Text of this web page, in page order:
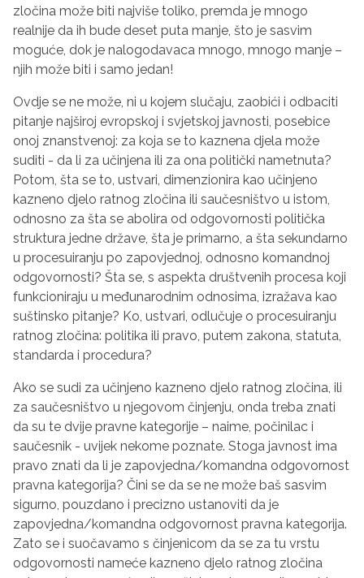
zločina može biti najviše toliko, premda je mnogo
realnije da ih bude deset puta manje, što je sasvim
moguće, dok je nalogodavaca mnogo, mnogo manje –
njih može biti i samo jedan!
Ovdje se ne može, ni u kojem slučaju, zaobići i odbaciti
pitanje najširoj evropskoj i svjetskoj javnosti, posebice
onoj znanstvenoj: za koja se to kaznena djela može
suditi - da li za učinjena ili za ona politički nametnuta?
Potom, šta se to, ustvari, dimenzionira kao učinjeno
kazneno djelo ratnog zločina ili saučesništvo u istom,
odnosno za šta se abolira od odgovornosti politička
struktura jedne države, šta je primarno, a šta sekundarno
u procesuiranju po zapovjednoj, odnosno komandnoj
odgovornosti? Šta se, s aspekta društvenih procesa koji
funkcioniraju u međunarodnim odnosima, izražava kao
suštinsko pitanje? Ko, ustvari, odlučuje o procesuiranju
ratnog zločina: politika ili pravo, putem zakona, statuta,
standarda i procedura?
Ako se sudi za učinjeno kazneno djelo ratnog zločina, ili
za saučesništvo u njegovom činjenju, onda treba znati
da su te dvije pravne kategorije – naime, počinilac i
saučesnik - uvijek nekome poznate. Stoga javnost ima
pravo znati da li je zapovjedna/komandna odgovornost
pravna kategorija? Čini se da se ne može baš sasvim
sigurno, pouzdano i precizno ustanoviti da je
zapovjedna/komandna odgovornost pravna kategorija.
Zato se i suočavamo s činjenicom da se za tu vrstu
odgovornosti nameće kazneno djelo ratnog zločina